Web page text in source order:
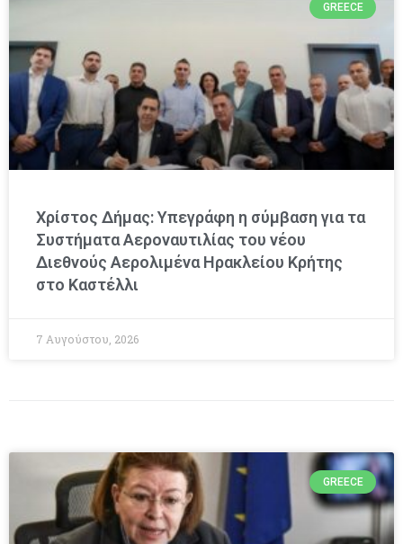
GREECE
Χρίστος Δήμας: Υπεγράφη η σύμβαση για τα
Συστήματα Αεροναυτιλίας του νέου
Διεθνούς Αερολιμένα Ηρακλείου Κρήτης
στο Καστέλλι
7 Αυγούστου, 2026
GREECE